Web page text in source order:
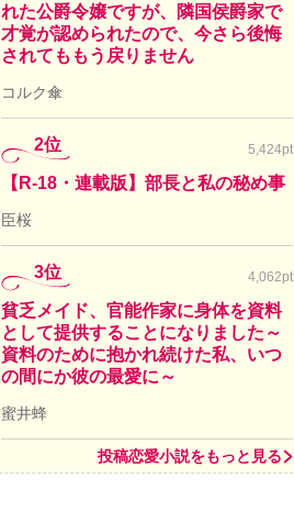
れた公爵令嬢ですが、隣国侯爵家で
才覚が認められたので、今さら後悔
されてももう戻りません
コルク傘
2位 5,424pt
【R-18・連載版】部長と私の秘め事
臣桜
3位 4,062pt
貧乏メイド、官能作家に身体を資料
として提供することになりました～
資料のために抱かれ続けた私、いつ
の間にか彼の最愛に～
蜜井蜂
投稿恋愛小説をもっと見る